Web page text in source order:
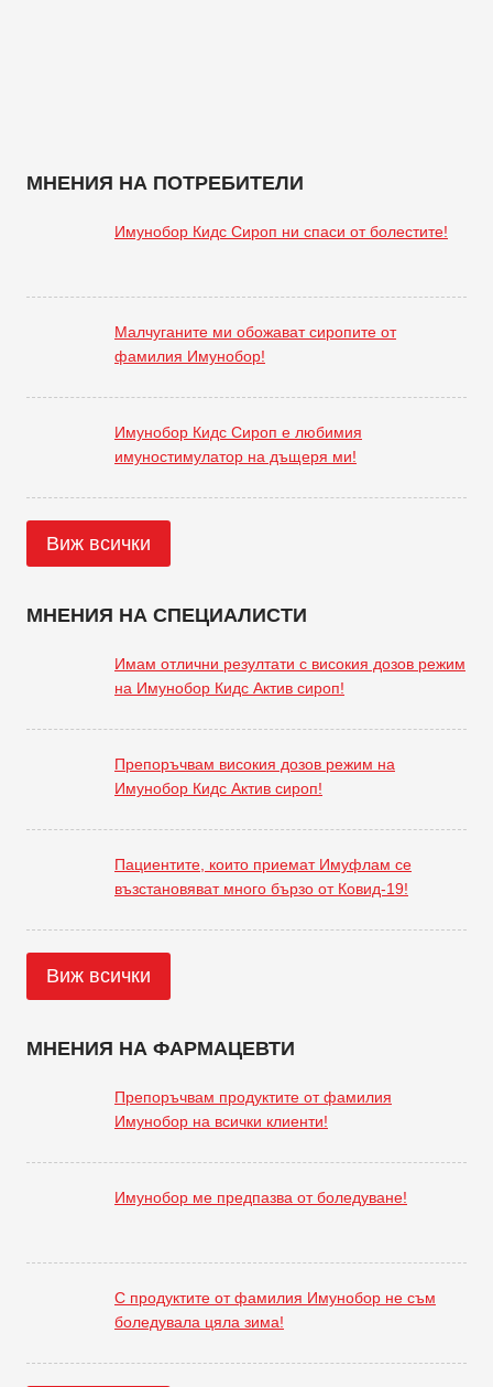
МНЕНИЯ НА ПОТРЕБИТЕЛИ
Имунобор Кидс Сироп ни спаси от болестите!
Малчуганите ми обожават сиропите от
фамилия Имунобор!
Имунобор Кидс Сироп е любимия
имуностимулатор на дъщеря ми!
Виж всички
МНЕНИЯ НА СПЕЦИАЛИСТИ
Имам отлични резултати с високия дозов режим
на Имунобор Кидс Актив сироп!
Препоръчвам високия дозов режим на
Имунобор Кидс Актив сироп!
Пациентите, които приемат Имуфлам се
възстановяват много бързо от Ковид-19!
Виж всички
МНЕНИЯ НА ФАРМАЦЕВТИ
Препоръчвам продуктите от фамилия
Имунобор на всички клиенти!
Имунобор ме предпазва от боледуване!
С продуктите от фамилия Имунобор не съм
боледувала цяла зима!